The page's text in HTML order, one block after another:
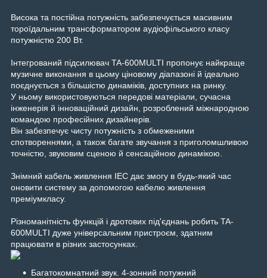
Висока та постійна потужність забезпечується масивним
тороїдальним трансформатором аудіофільського класу
потужністю 200 Вт.
Інтегрований підсилювач TA-600MULTI пропонує найкраще
музичне виконання в цьому ціновому діапазоні й ідеально
поєднується з більшістю динаміків, доступних на ринку.
У ньому використовуються передові матеріали, сучасна
інженерія й інноваційний дизайн, розроблений міжнародною
командою професійних дизайнерів.
Він забезпечує чисту потужність з обмеженими
спотвореннями, а також багате звучання з приголомшливою
точністю, звуковим сценою й сенсаційною динамікою.
Знімний кабель живлення IEC дає змогу в будь-який час
оновити систему за допомогою кабелю живлення
преміумкласу.
Різноманітність функцій і дротових під'єднань робить TA-
600MULTI дуже універсальним пристроєм, здатним
працювати в різних застосунках.
Багатокомнатний звук. 4-зонний потужний